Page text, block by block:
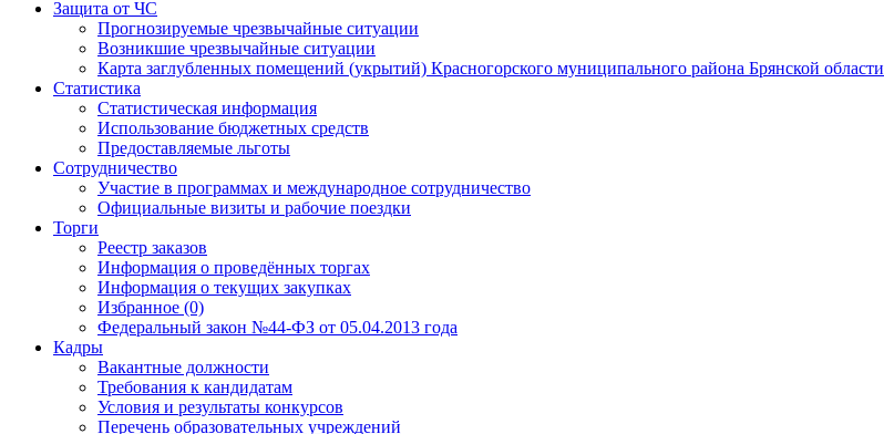
Защита от ЧС
Прогнозируемые чрезвычайные ситуации
Возникшие чрезвычайные ситуации
Карта заглубленных помещений (укрытий) Красногорского муниципального района Брянской области
Статистика
Статистическая информация
Использование бюджетных средств
Предоставляемые льготы
Сотрудничество
Участие в программах и международное сотрудничество
Официальные визиты и рабочие поездки
Торги
Реестр заказов
Информация о проведённых торгах
Информация о текущих закупках
Избранное (0)
Федеральный закон №44-ФЗ от 05.04.2013 года
Кадры
Вакантные должности
Требования к кандидатам
Условия и результаты конкурсов
Перечень образовательных учреждений